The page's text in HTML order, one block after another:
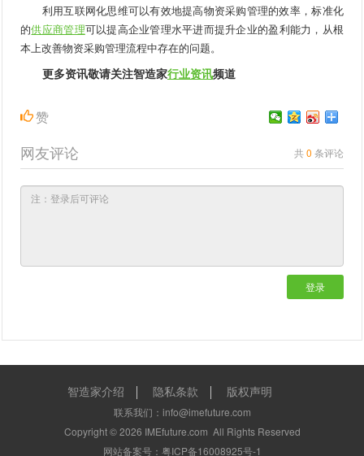
利用互联网化思维可以有效地提高物资采购管理的效率，标准化
的供应商管理可以提高企业管理水平进而提升企业的盈利能力，从根
本上改善物资采购管理流程中存在的问题。
更多资讯敬请关注智造家行业资讯频道
赞
网友评论 共0 条评论
登录
智造家介绍 隐私条款 版权声明
联系我们：info@imefuture.com
Copyright ©2026 IMEfuture.com All Rights Reserved
网站备案号：粤ICP备16008925号-1